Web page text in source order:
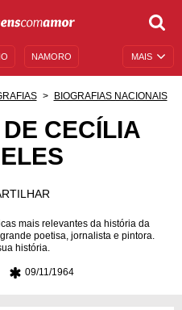
MAIS
NAMORO
DE ANIVERSÁRIO
BIOGRAFIAS NACIONAIS
CECÍLIA
mais relevantes da história da
poetisa, jornalista e pintora.
história.
09/11/1964